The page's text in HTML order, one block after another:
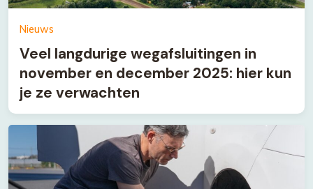
Nieuws
Veel langdurige wegafsluitingen in
november en december 2025: hier kun
je ze verwachten